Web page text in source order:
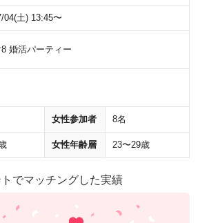
04(土) 13:45〜
婚活パーティー
女性参加者 8名
女性年齢層 23〜29歳
でマッチングした実績